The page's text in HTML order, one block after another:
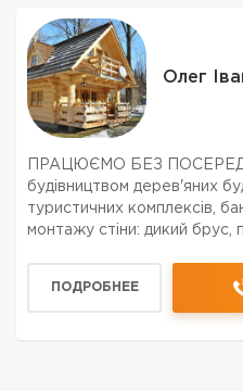
Олег
ПРАЦЮЄМО БЕЗ
будівництвом дерев'яних
туристичних комплексів,
монтажу стіни: дикий брус,
архітектора. Показали
ПОДРОБНЕЕ